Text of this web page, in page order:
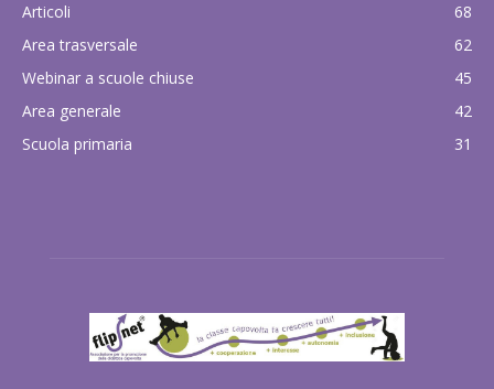
Articoli
68
Area trasversale
62
Webinar a scuole chiuse
45
Area generale
42
Scuola primaria
31